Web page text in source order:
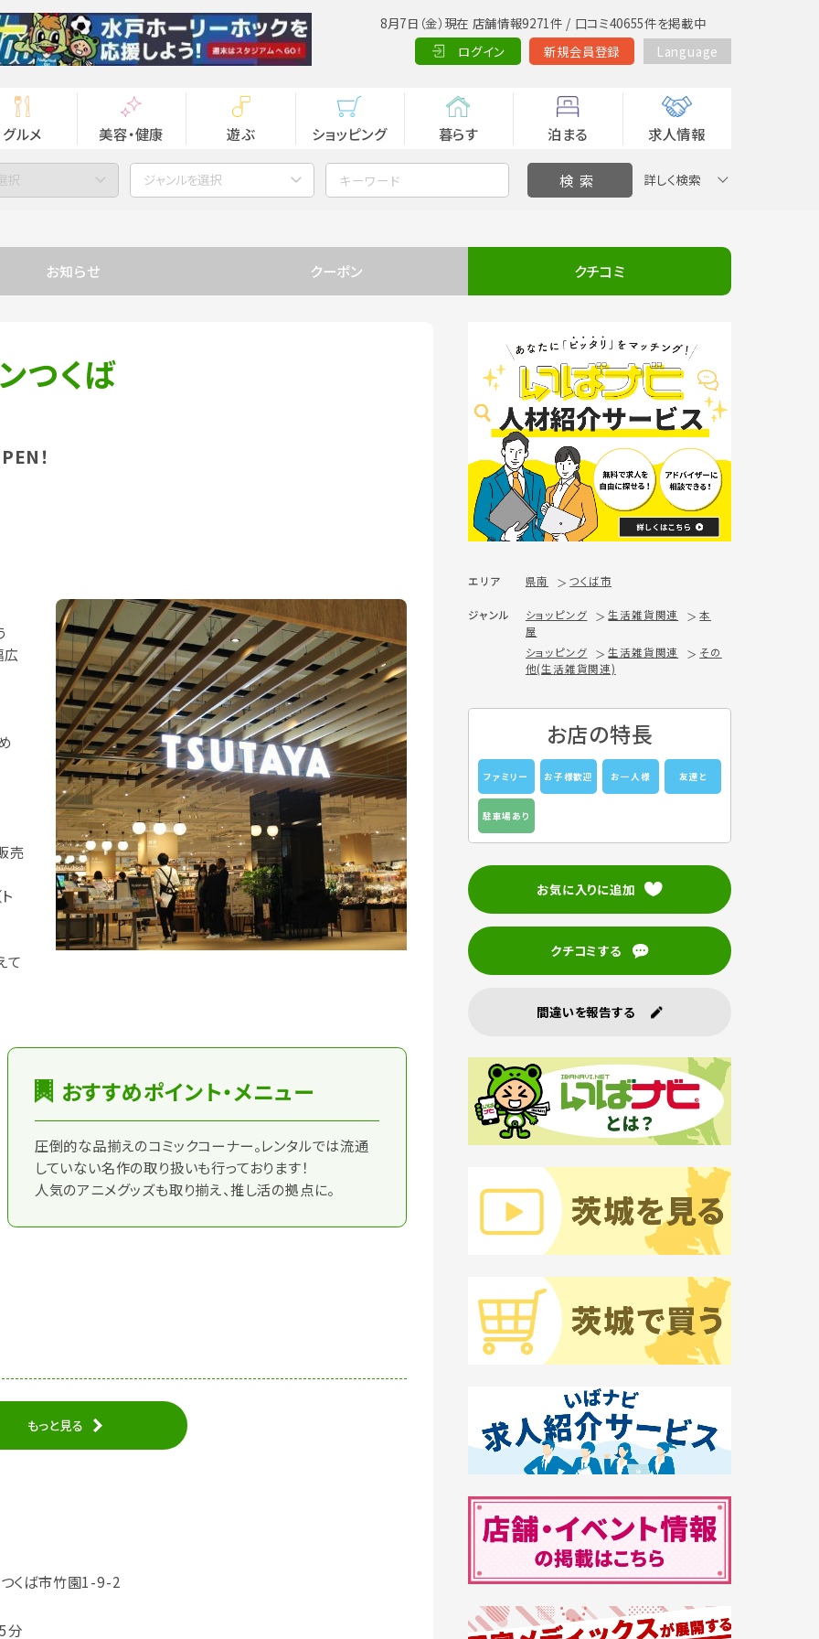
8月7日（金）現在 店舗情報9271件 / 口コミ40655件を掲載中
ログイン
新規会員登録 Language
グルメ 美容・健康 遊ぶ ショッピング 暮らす 泊まる 求人情報
択 ジャンルを選択 詳しく検索
お知らせ クーポン クチコミ
つくば
！
広
売
て
おすすめポイント・メニュー
圧倒的な品揃えのコミックコーナー。レンタルでは流通
していない名作の取り扱いも行っております！
人気のアニメグッズも取り揃え、推し活の拠点に。
もっと見る
くば市竹園1-9-2
分
エリア 県南 つくば市
ジャンル ショッピング 生活雑貨関連
本
屋
ショッピング
生活雑貨関連
その
他(生活雑貨関連)
お店の特長
ファミリー お子様歓迎 お一人様 友達と
駐車場あり
お気に入りに追加
クチコミする
間違いを報告する